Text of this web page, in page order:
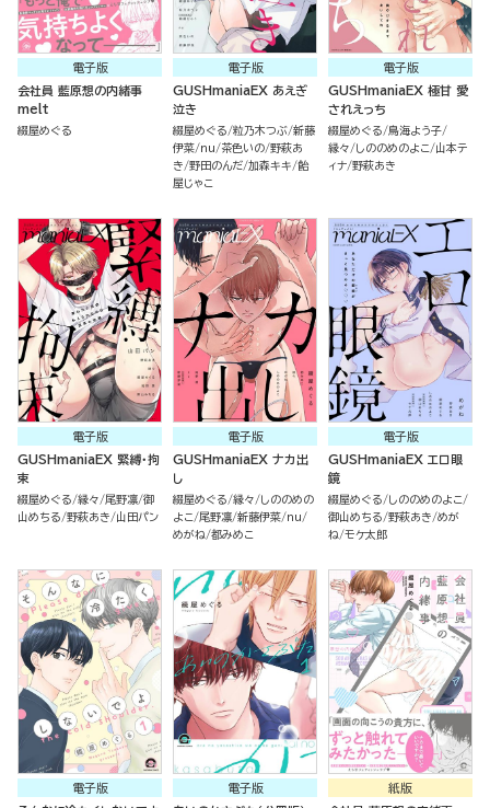
電子版
会社員 藍原想の内緒事
melt
綴屋めぐる
電子版
GUSHmaniaEX あえぎ
泣き
綴屋めぐる 粒乃木つぶ 新藤
伊菜 nu 茶色いの 野萩あ
き 野田のんだ 加森キキ 飴
屋じゃこ
電子版
GUSHmaniaEX 極甘 愛
されえっち
綴屋めぐる
鳥海よう子
縁々
しののめのよこ
山本テ
ィナ 野萩あき
電子版
GUSHmaniaEX 緊縛・拘
束
綴屋めぐる 縁々 尾野凛 御
山めちる 野萩あき 山田パン
電子版
GUSHmaniaEX ナカ出
し
綴屋めぐる 縁々
しののめの
よこ
尾野凛 新藤伊菜 nu
めがね 都みめこ
電子版
GUSHmaniaEX エロ眼
鏡
綴屋めぐる
しののめのよこ
御山めちる 野萩あき めが
ね モケ太郎
電子版
電子版
紙版